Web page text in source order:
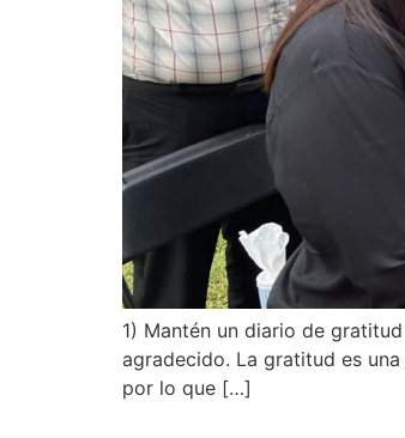
1) Mantén un diario de
agradecido. La gratitud es
por lo que […]